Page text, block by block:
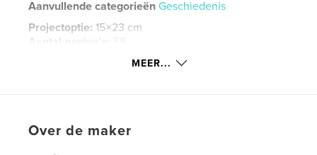
Aanvullende categorieën Geschiedenis
Projectoptie: 15×23 cm
Aantal pagina's: 58
MEER...
Over de maker